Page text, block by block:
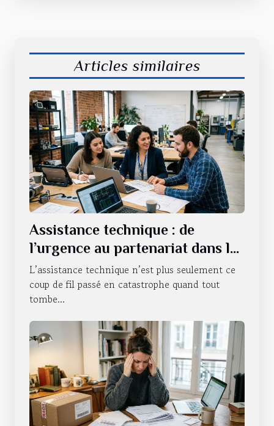
Articles similaires
Assistance technique : de
l’urgence au partenariat dans la
durée
L’assistance technique n’est plus seulement ce
coup de fil passé en catastrophe quand tout
tombe...